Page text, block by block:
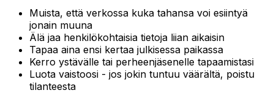
Muista, että verkossa kuka tahansa voi esiintyä
jonain muuna
Älä jaa henkilökohtaisia tietoja liian aikaisin
Tapaa aina ensi kertaa julkisessa paikassa
Kerro ystävälle tai perheenjäsenelle tapaamistasi
Luota vaistoosi - jos jokin tuntuu väärältä, poistu
tilanteesta